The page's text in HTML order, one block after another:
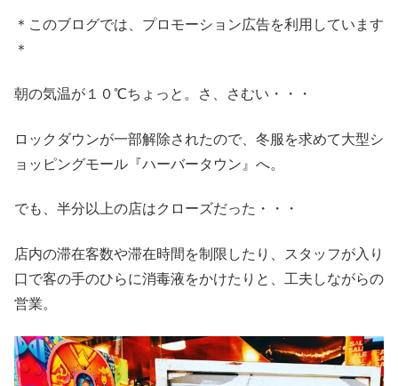
＊このブログでは、プロモーション広告を利用しています
＊
朝の気温が１０℃ちょっと。さ、さむい・・・
ロックダウンが一部解除されたので、冬服を求めて大型シ
ョッピングモール『ハーバータウン』へ。
でも、半分以上の店はクローズだった・・・
店内の滞在客数や滞在時間を制限したり、スタッフが入り
口で客の手のひらに消毒液をかけたりと、工夫しながらの
営業。